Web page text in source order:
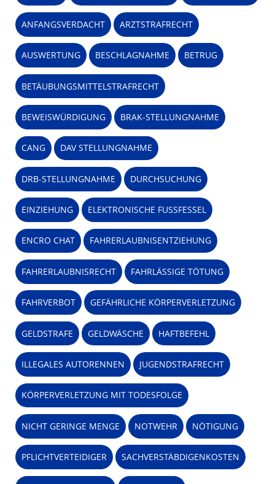
ANFANGSVERDACHT ARZTSTRAFRECHT
AUSWERTUNG BESCHLAGNAHME BETRUG
BETÄUBUNGSMITTELSTRAFRECHT
BEWEISWÜRDIGUNG BRAK-STELLUNGNAHME
CANG DAV STELLUNGNAHME
DRB-STELLUNGNAHME DURCHSUCHUNG
EINZIEHUNG ELEKTRONISCHE FUSSFESSEL
ENCRO CHAT FAHRERLAUBNISENTZIEHUNG
FAHRERLAUBNISRECHT FAHRLÄSSIGE TÖTUNG
FAHRVERBOT GEFÄHRLICHE KÖRPERVERLETZUNG
GELDSTRAFE GELDWÄSCHE HAFTBEFEHL
ILLEGALES AUTORENNEN JUGENDSTRAFRECHT
KÖRPERVERLETZUNG MIT TODESFOLGE
NICHT GERINGE MENGE NOTWEHR NÖTIGUNG
PFLICHTVERTEIDIGER SACHVERSTÄBDIGENKOSTEN